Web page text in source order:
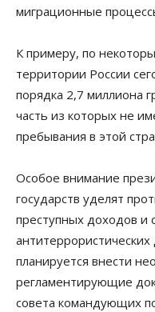
миграционные
К примеру, по
территории России
порядка 2,7 миллиона
часть из которых не
пребывания в этой
Особое внимание
государств уделят
преступных доходов и
планируется внести
регламентирующие
совета командующих